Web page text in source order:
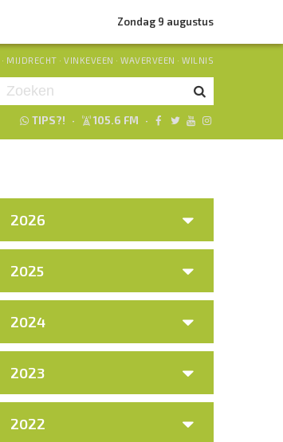
Zondag 9 augustus
· MIJDRECHT · VINKEVEEN · WAVERVEEN · WILNIS
TIPS?! · 105.6 FM ·
2026
2025
2024
2023
2022